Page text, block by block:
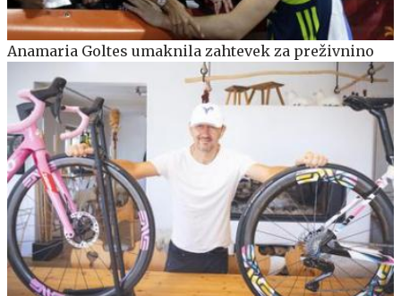
Anamaria Goltes umaknila zahtevek za preživnino